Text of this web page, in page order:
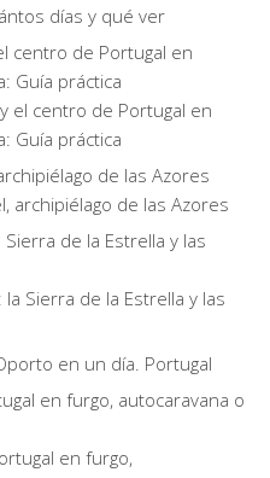
centro de Portugal en
Guía práctica
de las Azores
de la Estrella y las
en furgo, autocaravana o